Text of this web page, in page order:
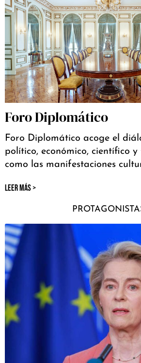
Foro Diplomático
Foro Diplomático acoge el
político, económico, científico y
como las manifestaciones
LEER MÁS >